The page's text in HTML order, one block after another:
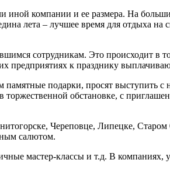
иной компании и ее размера. На
лета – лучшее время для отдыха
сотрудникам. Это происходит в
предприятиях к празднику
подарки, просят выступить
обстановке, с
Череповце, Липецке,
салютом.
мастер-классы и т.д. В